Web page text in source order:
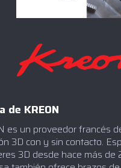
de KREON
es un proveedor francés
3D con y sin contacto.
3D desde hace más de